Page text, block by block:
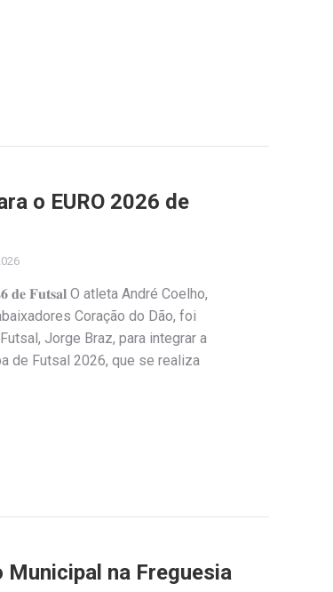
o EURO 2026 de
𝐅𝐮𝐭𝐬𝐚𝐥 O atleta André Coelho,
Coração do Dão, foi
Jorge Braz, para integrar a
de Futsal 2026, que se realiza
Municipal na Freguesia